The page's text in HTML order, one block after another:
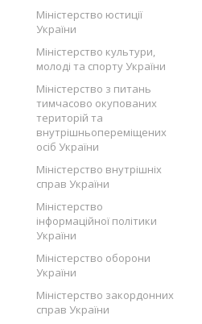
Міністерство юстиції
України
Міністерство культури,
молоді та спорту України
Міністерство з питань
тимчасово окупованих
територій та
внутрішньопереміщених
осіб України
Міністерство внутрішніх
справ України
Міністерство
інформаційної політики
України
Міністерство оборони
України
Міністерство закордонних
справ України